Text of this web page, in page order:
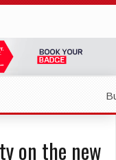
on the new